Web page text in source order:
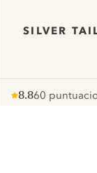
SILVER
8.8
pour
60